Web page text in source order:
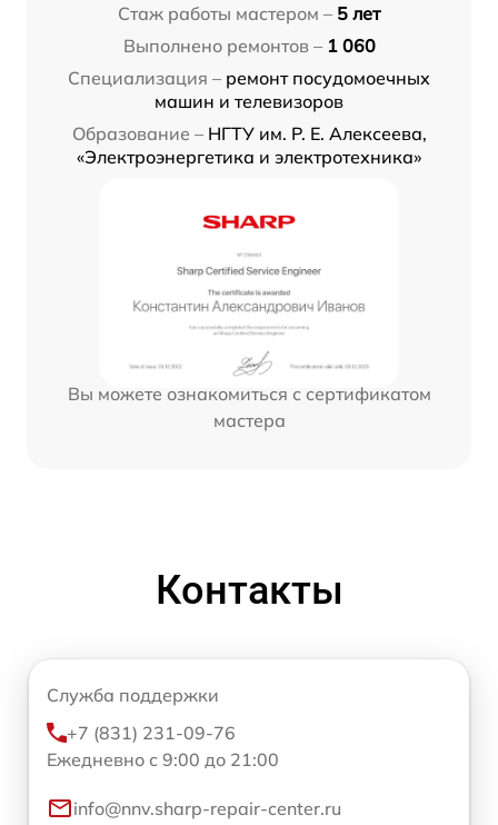
Стаж работы мастером – 5 лет
Выполнено ремонтов – 1 060
Специализация – ремонт посудомоечных
машин и телевизоров
Образование – НГТУ им. Р. Е. Алексеева,
«Электроэнергетика и электротехника»
Вы можете ознакомиться с сертификатом
мастера
Контакты
Служба поддержки
+7 (831) 231-09-76
Ежедневно с 9:00 до 21:00
info@nnv.sharp-repair-center.ru